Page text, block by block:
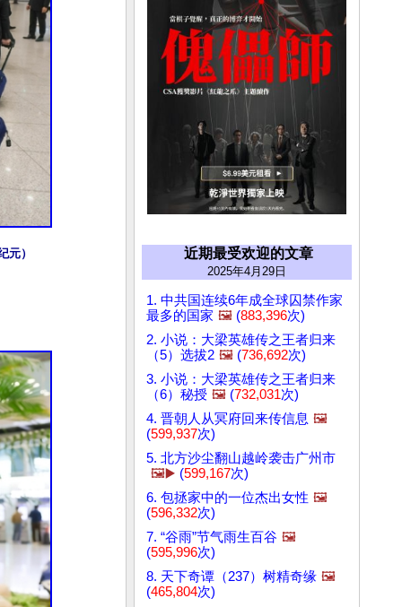
元） 近期最受欢迎的文章
2025年4月29日
1. 中共国连续6年成全球囚禁作家
最多的国家 🖼️ (883,396次)
2. 小说：大梁英雄传之王者归来
（5）选拔2 🖼️ (736,692次)
3. 小说：大梁英雄传之王者归来
（6）秘授 🖼️ (732,031次)
4. 晋朝人从冥府回来传信息 🖼️
(599,937次)
5. 北方沙尘翻山越岭袭击广州市
🖼️▶️ (599,167次)
6. 包拯家中的一位杰出女性 🖼️
(596,332次)
7. “谷雨”节气雨生百谷 🖼️
(595,996次)
8. 天下奇谭（237）树精奇缘 🖼️
(465,804次)